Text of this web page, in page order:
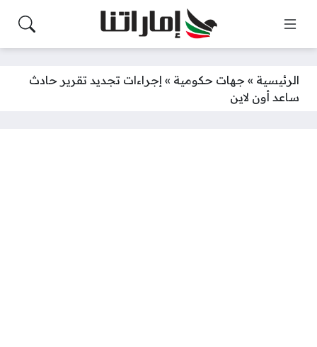
الرئيسية » جهات حكومية » إجراءات تجديد تقرير حادث
ساعد أون لاين